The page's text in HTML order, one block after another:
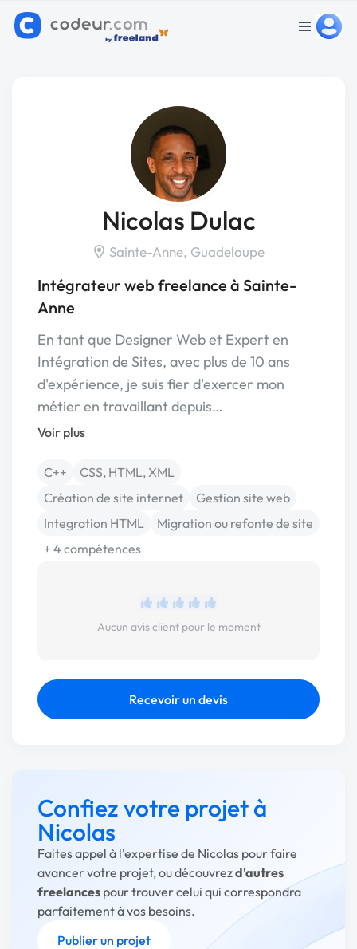
Nicolas Dulac
Sainte-Anne, Guadeloupe
Intégrateur web freelance à Sainte-
Anne
En tant que Designer Web et Expert en
Intégration de Sites, avec plus de 10 ans
d'expérience, je suis fier d'exercer mon
métier en travaillant depuis…
Voir plus
C++
CSS, HTML, XML
Création de site internet
Gestion site web
Integration HTML
Migration ou refonte de site
+ 4 compétences
Aucun avis client pour le moment
Recevoir un devis
Confiez votre projet à
Nicolas
Faites appel à l'expertise de Nicolas pour faire
avancer votre projet, ou découvrezd'autres
freelances pour trouver celui qui correspondra
parfaitement à vos besoins.
Publier un projet